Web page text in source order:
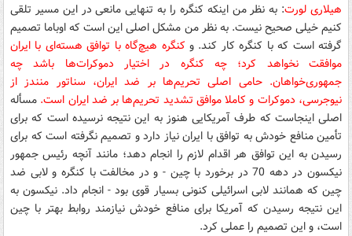
هیلاری لورت: به نظر من اینکه کنگره را به تنهایی مانعی در این مسیر تلقی
کنیم خیلی صحیح نیست. به نظر من مشکل اصلی این است که اوباما تصمیم
گرفته است که با کنگره کار کند. و کنگره هیچ‌گاه با توافق هسته‌ای با ایران
موافقت نخواهد کرد؛
چه کنگره در اختیار دموکرات‌ها باشد چه
جمهوری‌خواهان. حامی اصلی تحریم‌ها بر ضد ایران، سناتور منندز از
نیوجرسی، دموکرات و کاملا موافق تشدید تحریم‌ها بر ضد ایران است. مسأله
اصلی اینجاست که طرف آمریکایی هنوز به این نتیجه نرسیده است که برای
تأمین منافع خودش به توافق با ایران نیاز دارد و تصمیم نگرفته است که برای
رسیدن به این توافق هر اقدام لازم را انجام دهد؛ مانند آنچه رئیس جمهور
نیکسون در دهه 70 در برخورد با چین - و در مخالفت با کنگره و لابی ضد
چین که همانند لابی اسرائیلی کنونی بسیار قوی بود - انجام داد. نیکسون به
این نتیجه رسیدن که آمریکا برای منافع خودش نیازمند روابط بهتر با چین
است، و این تصمیم را عملی کرد.